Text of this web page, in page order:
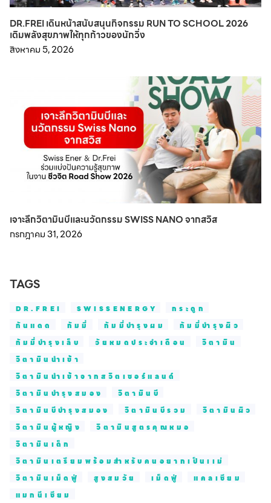
DR.FREI เดินหน้าสนับสนุนกิจกรรม RUN TO SCHOOL 2026
เติมพลังสุขภาพให้ทุกก้าวของนักวิ่ง
สิงหาคม 5, 2026
เจาะลึกวิตามินบีและนวัตกรรม SWISS NANO จากสวิส
กรกฎาคม 31, 2026
TAGS
DR.FREI SWISSENERGY
กระดูก
กันแดด
กัมมี่ กัมมี่บำรุงผม
กัมมี่บำรุงผิว
กัมมี่บำรุงเล็บ
วัยหมดประจำเดือน
วิตามิน
วิตามินนำเข้า
วิตามินนำเข้าจากสวิตเซอร์แลนด์
วิตามินบำรุงสมอง
วิตามินบี
วิตามินบีบำรุงสมอง
วิตามินบีรวม
วิตามินผิว
วิตามินผู้หญิง
วิตามินสูตรคุณหมอ
วิตามินเด็ก
วิตามินเตรียมพร้อมสำหรับคนอยากเป็นเเม่
วิตามินเม็ดฟู่
สูงสมวัย เม็ดฟู่
แคลเซียม
แมกนีเซียม